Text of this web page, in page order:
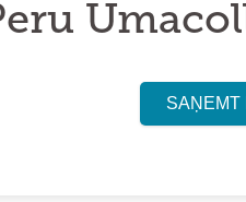
SAŅEMT